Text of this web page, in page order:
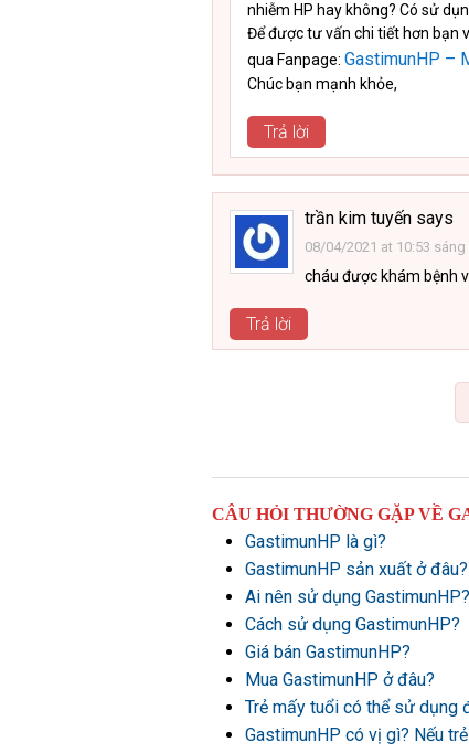
nhiễm HP hay không? Có sử
Để được tư vấn chi tiết hơn bạn
qua Fanpage: GastimunHP –
Chúc bạn mạnh khỏe,
Trả lời
trần kim tuyến says
08/04/2021 at 10:53 sáng
cháu được khám bệnh
Trả lời
CÂU HỎI THƯỜNG GẶP VỀ
GastimunHP là gì?
GastimunHP sản xuất ở đâu?
Ai nên sử dụng GastimunHP?
Cách sử dụng GastimunHP?
Giá bán GastimunHP?
Mua GastimunHP ở đâu?
Trẻ mấy tuổi có thể sử dụng
GastimunHP có vị gì? Nếu